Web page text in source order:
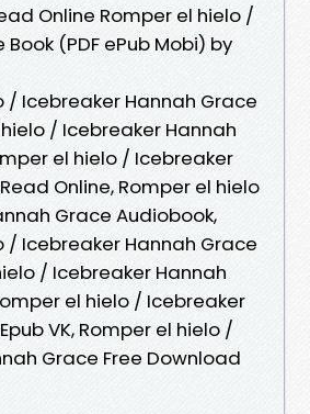
Online Romper el hielo /
(PDF ePub Mobi) by
/ Icebreaker Hannah Grace
hielo / Icebreaker Hannah
el hielo / Icebreaker
Online, Romper el hielo
Grace Audiobook,
/ Icebreaker Hannah Grace
/ Icebreaker Hannah
el hielo / Icebreaker
VK, Romper el hielo /
Grace Free Download